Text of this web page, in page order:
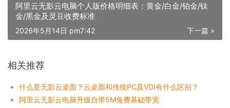
阿里云无影云电脑个人版价格明细表：黄金/白金/铂金/钛
金/黑金及灵豆收费标准
下一篇 »
2026年5月14日 pm7:42
相关推荐
什么是无影云桌面？云桌面和传统PC及VDI有什么区别？
阿里云无影云电脑升级自带5M免费基础带宽